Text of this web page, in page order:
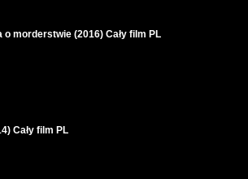
o morderstwie (2016) Cały film PL
Cały film PL